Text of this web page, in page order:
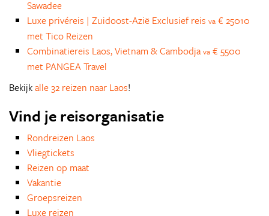
Sawadee
Luxe privéreis | Zuidoost-Azië Exclusief reis va € 25010
met Tico Reizen
Combinatiereis Laos, Vietnam & Cambodja va € 5500
met PANGEA Travel
Bekijkalle 32 reizen naar Laos!
Vind je reisorganisatie
Rondreizen Laos
Vliegtickets
Reizen op maat
Vakantie
Groepsreizen
Luxe reizen